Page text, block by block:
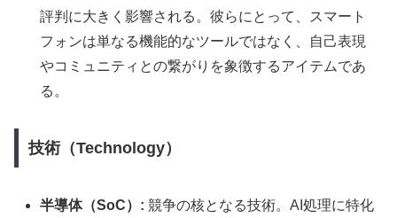
評判に大きく影響される。彼らにとって、スマート
フォンは単なる機能的なツールではなく、自己表現
やコミュニティとの繋がりを象徴するアイテムであ
る。
技術（Technology）
半導体（SoC）: 競争の核となる技術。AI処理に特化